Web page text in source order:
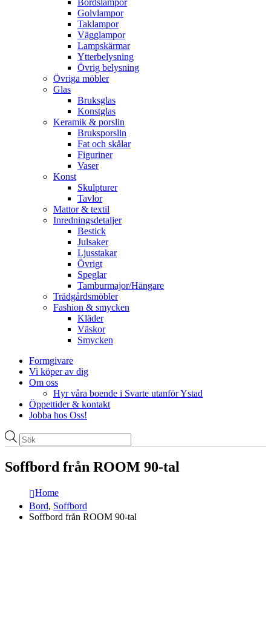
Bordslampor
Golvlampor
Taklampor
Vägglampor
Lampskärmar
Ytterbelysning
Övrig belysning
Övriga möbler
Glas
Bruksglas
Konstglas
Keramik & porslin
Bruksporslin
Fat och skålar
Figuriner
Vaser
Konst
Skulpturer
Tavlor
Mattor & textil
Inredningsdetaljer
Bestick
Julsaker
Ljusstakar
Övrigt
Speglar
Tamburmajor/Hängare
Trädgårdsmöbler
Fashion & smycken
Kläder
Väskor
Smycken
Formgivare
Vi köper av dig
Om oss
Hyr våra boende i Svarte utanför Ystad
Öppettider & kontakt
Jobba hos Oss!
Produktsökning
Soffbord från ROOM 90-tal
Home
Bord, Soffbord
Soffbord från ROOM 90-tal